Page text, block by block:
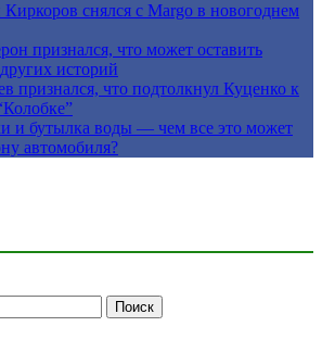
снялся с Margo в новогоднем
признался, что может оставить
историй
признался, что подтолкнул Куценко к
и бутылка воды — чем все это может
автомобиля?